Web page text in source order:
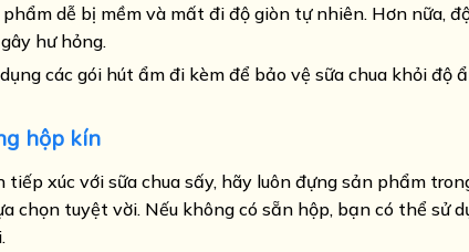
dễ bị mềm và mất đi độ giòn tự nhiên. Hơn nữa,
hư hỏng.
các gói hút ẩm đi kèm để bảo vệ sữa chua khỏi độ
hộp kín
xúc với sữa chua sấy, hãy luôn đựng sản phẩm
chọn tuyệt vời. Nếu không có sẵn hộp, bạn có thể sử